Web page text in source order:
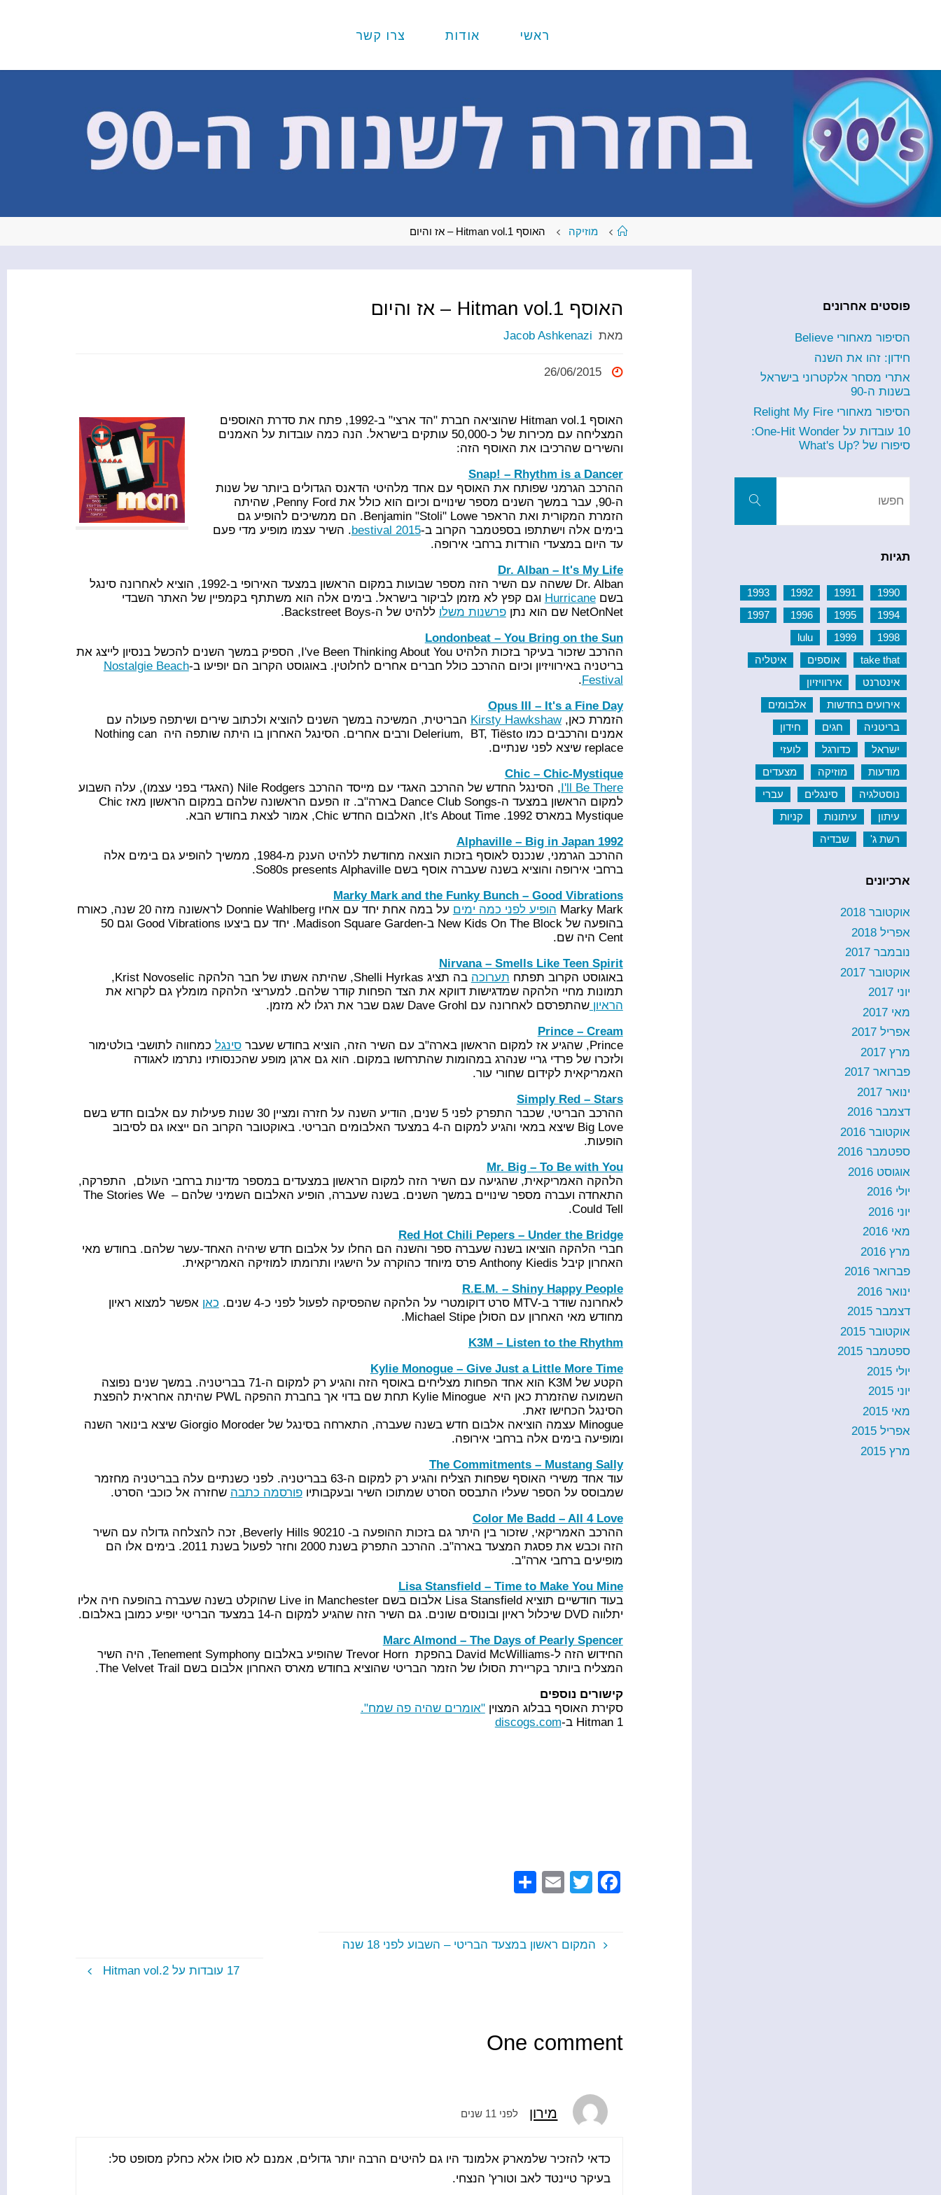
חז
רה
ש ו
ת
ה-
9
0
ראשי אודות צרו קשר
עמודמוזיקה האוסף Hitman vol.1 – אז והיום
האוסף Hitman vol.1 – אז והיום
מאת Jacob Ashkenazi
26/06/2015
האוסף Hitman vol.1 שהוציאה חברת "הד ארצי" ב-1992, פתח את סדרת האוספים
המצליחה עם מכירות של כ-50,000 עותקים בישראל. הנה כמה עובדות על האמנים
והשירים שהרכיבו את האוסף הזה:
Snap! – Rhythm is a Dancer
ההרכב הגרמני שפותח את האוסף עם אחד מלהיטי הדאנס הגדולים ביותר של שנות
ה-90, עבר במשך השנים מספר שינויים וכיום הוא כולל את Penny Ford, שהיתה
הזמרת המקורית ואת הראפר Benjamin "Stoli" Lowe. הם ממשיכים להופיע גם
בימים אלה וישתתפו בספטמבר הקרוב ב-bestival 2015. השיר עצמו מופיע מדי פעם
עד היום במצעדי הורדות ברחבי אירופה.
Dr. Alban – It's My Life
Dr. Alban ששהה עם השיר הזה מספר שבועות במקום הראשון במצעד האירופי ב-1992, הוציא לאחרונה סינגל
בשםHurricane וגם קפץ לא מזמן לביקור בישראל. בימים אלה הוא משתתף בקמפיין של האתר השבדי
NetOnNet שם הוא נתן
פרשנות משלו ללהיט של ה-Backstreet Boys.
Londonbeat – You Bring on the Sun
ההרכב שזכור בעיקר בזכות הלהיט I've Been Thinking About You, הספיק במשך השנים להכשל בנסיון לייצג את
בריטניה באירוויזיון וכיום ההרכב כולל חברים אחרים לחלוטין. באוגוסט הקרוב הם יופיעו ב-Nostalgie Beach
Festival
.
Opus III – It's a Fine Day
הזמרת כאן,Kirsty Hawkshaw הבריטית, המשיכה במשך השנים להוציא ולכתוב שירים ושיתפה פעולה עם
אמנים והרכבים כמו Delerium, BT, Tiësto ורבים אחרים. הסינגל האחרון בו היתה שותפה היה Nothing can
replace שיצא לפני שנתיים.
Chic – Chic-Mystique
I'll Be There
, הסינגל החדש של ההרכב האגדי עם מייסד ההרכב Nile Rodgers (האגדי בפני עצמו), עלה השבוע
למקום הראשון במצעד ה-Dance Club Songs בארה"ב. זו הפעם הראשונה שלהם במקום הראשון מאז Chic
Mystique במארס 1992. It's About Time, האלבום החדש Chic, אמור לצאת בחודש הבא.
Alphaville – Big in Japan 1992
ההרכב הגרמני, שנכנס לאוסף בזכות הוצאה מחודשת ללהיט הענק מ-1984, ממשיך להופיע גם בימים אלה
ברחבי אירופה והוציא בשנה שעברה אוסף בשם So80s presents Alphaville.
Marky Mark and the Funky Bunch – Good Vibrations
Marky Mark הופיע לפני כמה ימים
על במה אחת יחד עם אחיו Donnie Wahlberg לראשונה מזה 20 שנה, כאורח
בהופעה של New Kids On The Block ב-Madison Square Garden. יחד עם ביצעו Good Vibrations וגם 50
Cent היה שם.
Nirvana – Smells Like Teen Spirit
באוגוסט הקרוב תפתח תערוכה
בה תציג Shelli Hyrkas, שהיתה אשתו של חבר הלהקה Krist Novoselic,
תמונות מחיי הלהקה שמדגישות דווקא את הצד הפחות קודר שלהם. למעריצי הלהקה מומלץ גם לקרוא את
הראיוןשהתפרסם לאחרונה עם Dave Grohl שגם שבר את רגלו לא מזמן.
Prince – Cream
Prince, שהגיע אז למקום הראשון בארה"ב עם השיר הזה, הוציא בחודש שעבר
סינגל כמחווה לתושבי בולטימור
ולזכרו של פרדי גריי שנהרג במהומות שהתרחשו במקום. הוא גם ארגן מופע שהכנסותיו נתרמו לאגודה
האמריקאית לקידום שחורי עור.
Simply Red – Stars
ההרכב הבריטי, שכבר התפרק לפני 5 שנים, הודיע השנה על חזרה ומציין 30 שנות פעילות עם אלבום חדש בשם
Big Love שיצא במאי והגיע למקום ה-4 במצעד האלבומים הבריטי. באוקטובר הקרוב הם ייצאו גם לסיבוב
הופעות.
Mr. Big – To Be with You
הלהקה האמריקאית, שהגיעה עם השיר הזה למקום הראשון במצעדים במספר מדינות ברחבי העולם, התפרקה,
התאחדה ועברה מספר שינויים במשך השנים. בשנה שעברה, הופיע האלבום השמיני שלהם – The Stories We
Could Tell.
Red Hot Chili Pepers – Under the Bridge
חברי הלהקה הוציאו בשנה שעברה ספר והשנה הם החלו על אלבום חדש שיהיה האחד-עשר שלהם. בחודש מאי
האחרון קיבל Anthony Kiedis פרס מיוחד כהוקרה על הישגיו ותרומתו למוזיקה האמריקאית.
R.E.M. – Shiny Happy People
לאחרונה שודר ב-MTV סרט דוקומטרי על הלהקה שהפסיקה לפעול לפני כ-4 שנים.
כאן אפשר למצוא ראיון
מחודש מאי האחרון עם הסולן Michael Stipe.
K3M – Listen to the Rhythm
Kylie Monogue – Give Just a Little More Time
הקטע של K3M הוא אחד הפחות מצליחים באוסף הזה והגיע רק למקום ה-71 בבריטניה. במשך שנים נפוצה
השמועה שהזמרת כאן היא Kylie Minogue תחת שם בדוי אך בחברת ההפקה PWL שהיתה אחראית להפצת
הסינגל הכחישו זאת.
Minogue עצמה הוציאה אלבום חדש בשנה שעברה, התארחה בסינגל של Giorgio Moroder שיצא בינואר השנה
ומופיעה בימים אלה ברחבי אירופה.
The Commitments – Mustang Sally
עוד אחד משירי האוסף שפחות הצליח והגיע רק למקום ה-63 בבריטניה. לפני כשנתיים עלה בבריטניה מחזמר
שמבוסס על הספר שעליו התבסס הסרט שמתוכו השיר ובעקבותיופורסמה כתבה שחזרה אל כוכבי הסרט.
Color Me Badd – All 4 Love
ההרכב האמריקאי, שזכור בין היתר גם בזכות ההופעה ב- Beverly Hills 90210, זכה להצלחה גדולה עם השיר
הזה וכבש את פסגת המצעד בארה"ב. ההרכב התפרק בשנת 2000 וחזר לפעול בשנת 2011. בימים אלו הם
מופיעים ברחבי ארה"ב.
Lisa Stansfield – Time to Make You Mine
בעוד חודשיים תוציא Lisa Stansfield אלבום בשם Live in Manchester שהוקלט בשנה שעברה בהופעה חיה אליו
יתלווה DVD שיכלול ראיון ובונוסים שונים. גם השיר הזה שהגיע למקום ה-14 במצעד הבריטי יופיע כמובן באלבום.
Marc Almond – The Days of Pearly Spencer
החידוש הזה ל-David McWilliams בהפקת Trevor Horn שהופיע באלבום Tenement Symphony, היה השיר
המצליח ביותר בקריירת הסולו של הזמר הבריטי שהוציא בחודש מארס האחרון אלבום בשם The Velvet Trail.
קישורים נוספים
סקירת האוסף בבלוג המצוין"אומרים שהיה פה שמח".
Hitman 1 ב-
discogs.com
F
e
k
T
er
E
e
המקום ראשון במצעד הבריטי – השבוע לפני 18 שנה
17 עובדות על Hitman vol.2
One comment
מירון לפני 11 שנים
כדאי להזכיר שלמארק אלמונד היו גם להיטים הרבה יותר גדולים, אמנם לא סולו אלא כחלק מסופט סל:
בעיקר טיינטד לאב וטורץ' הנצחי.
פוסטים אחרונים
הסיפור מאחורי Believe
חידון: זהו את השנה
אתרי מסחר אלקטרוני בישראל
בשנות ה-90
הסיפור מאחורי Relight My Fire
10 עובדות על One-Hit Wonder:
סיפורו של ?What's Up
חפשו
תגיות
1990
1991
1992
1993
1994
1995
1996
1997
1998
1999
lulu
take that
אוספים
איטליה
אינטרנט
אירוויזיון
אירועים בחדשות
אלבומים
בריטניה
חגים
חידון
ישראל
כדורגל
לועזי
מודעות
מוזיקה
מצעדים
נוסטלגיה
סינגלים
עברי
עיתון
עיתונות
קניות
רשת ג'
שבדיה
ארכיונים
אוקטובר 2018
אפריל 2018
נובמבר 2017
אוקטובר 2017
יוני 2017
מאי 2017
אפריל 2017
מרץ 2017
פברואר 2017
ינואר 2017
דצמבר 2016
אוקטובר 2016
ספטמבר 2016
אוגוסט 2016
יולי 2016
יוני 2016
מאי 2016
מרץ 2016
פברואר 2016
ינואר 2016
דצמבר 2015
אוקטובר 2015
ספטמבר 2015
יולי 2015
יוני 2015
מאי 2015
אפריל 2015
מרץ 2015